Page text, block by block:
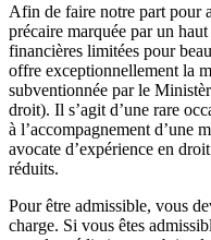
Afin de faire notre part pour
précaire marquée par un
financières limitées pour
offre exceptionnellement la
subventionnée par le
droit). Il s’agit d’une rare
à l’accompagnement d’une
avocate d’expérience en
réduits.
Pour être admissible, vous
charge. Si vous êtes